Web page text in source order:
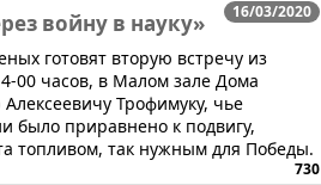
16/03/2020
войну в науку»
готовят вторую встречу из
00 часов, в Малом зале Дома
Трофимуку, чье
было приравнено к подвигу,
топливом, так нужным для Победы.
730